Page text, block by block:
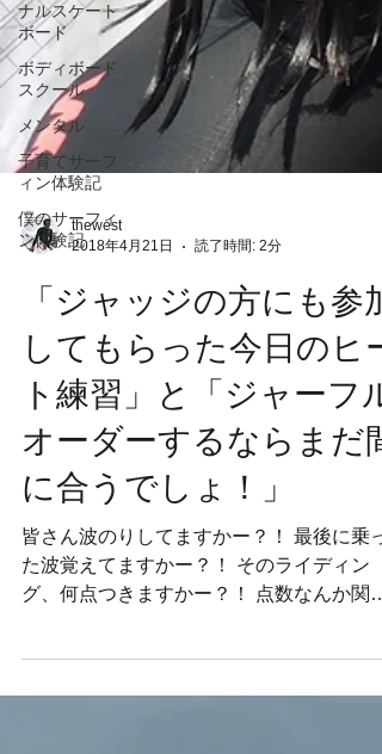
ナルスケート
ボード
ボディボード
スクール
メンタル
子育てサーフ
ィン体験記
僕のサーフィ
ン体験記
2018年4月21日
読了時間: 2分
「ジャッジの方にも参加
してもらった今日のヒー
ト練習」と「ジャーフル
オーダーするならまだ間
に合うでしょ！」
皆さん波のりしてますかー？！ 最後に乗っ